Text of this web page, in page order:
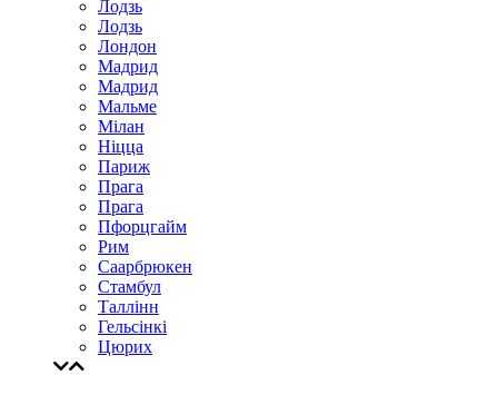
Лодзь
Лодзь
Лондон
Мадрид
Мадрид
Мальме
Мілан
Ніцца
Париж
Прага
Прага
Пфорцгайм
Рим
Саарбрюкен
Стамбул
Таллінн
Гельсінкі
Цюрих